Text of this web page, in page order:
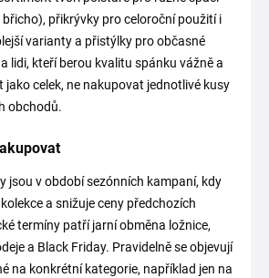
přikrývky pro celoroční použití i
varianty a přistýlky pro občasné
lidi, kteří berou kvalitu spánku vážně a
jako celek, ne nakupovat jednotlivé kusy
obchodů.
jsou v období sezónních kampaní, kdy
a snižuje ceny předchozích
termíny patří jarní obměna ložnice,
a Black Friday. Pravidelně se objevují
na konkrétní kategorie, například jen na